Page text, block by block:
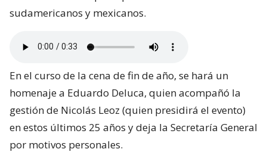
sudamericanos y mexicanos.
En el curso de la cena de fin de año, se hará un
homenaje a Eduardo Deluca, quien acompañó la
gestión de Nicolás Leoz (quien presidirá el evento)
en estos últimos 25 años y deja la Secretaría General
por motivos personales.